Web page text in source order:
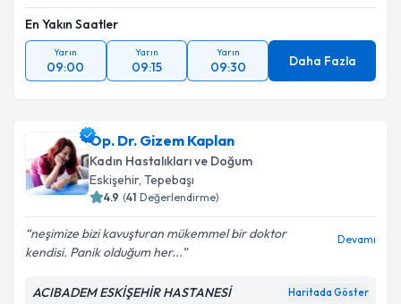
En Yakın Saatler
Yarın
09:00
Yarın
09:15
Yarın
09:30 Daha Fazla
Op. Dr. Gizem Kaplan
Kadın Hastalıkları ve Doğum
Eskişehir, Tepebaşı
4.9 (41 Değerlendirme)
neşimize bizi kavuşturan mükemmel bir doktor
kendisi. Panik olduğum her...
Devamı
ACIBADEM ESKİŞEHİR HASTANESİ Haritada Göster